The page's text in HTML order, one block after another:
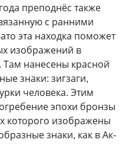
преподнёс также
с ранними
эта находка поможет
изображений в
Там нанесены красной
знаки: зигзаги,
человека. Этим
эпохи бронзы
которого изображены
знаки, как в Ак-